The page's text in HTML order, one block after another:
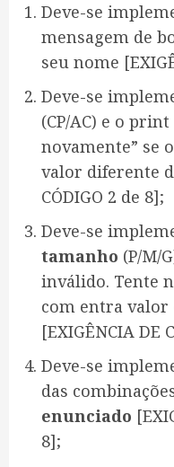
Deve-se
mensagem de
seu nome
Deve-se
(CP/AC) e o
novamente” se
valor diferente
CÓDIGO 2 de 8];
Deve-se
tamanho (P/M/
inválido. Tente
com entra valor
[EXIGÊNCIA DE
Deve-se
das
enunciado
8];